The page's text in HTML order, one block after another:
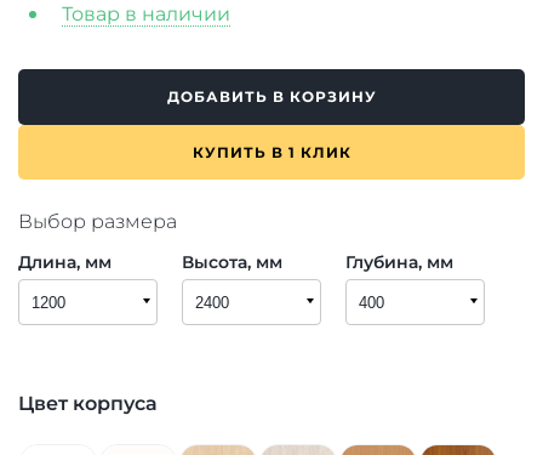
Товар в наличии
ДОБАВИТЬ В КОРЗИНУ
КУПИТЬ В 1 КЛИК
Выбор размера
Длина, мм Высота, мм Глубина, мм
Цвет корпуса